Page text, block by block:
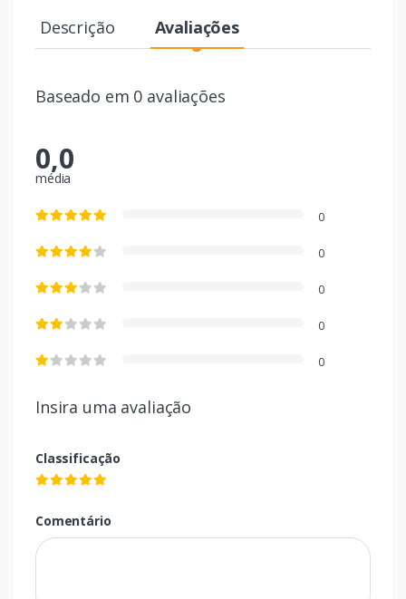
Descrição Avaliações
Baseado em 0 avaliações
0,0
média
0
0
0
0
0
Insira uma avaliação
Classificação
Comentário